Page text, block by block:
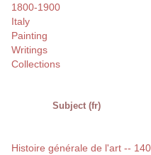
1800-1900
Italy
Painting
Writings
Collections
Subject (fr)
Histoire générale de l'art --